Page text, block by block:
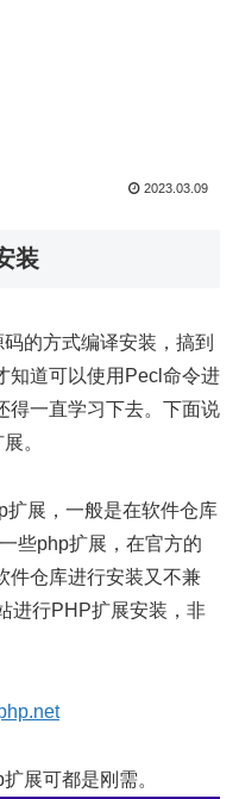
2023.03.09
装
的方式编译安装，搞到
知道可以使用Pecl命令进
得一直学习下去。下面说
。
展，一般是在软件仓库
些php扩展，在官方的
件仓库进行安装又不兼
进行PHP扩展安装，非
展可都是刚需。